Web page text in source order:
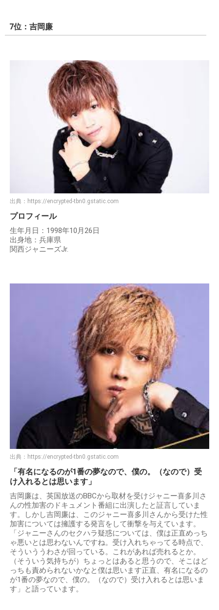
7位：吉岡廉
出典： https://encrypted-tbn0.gstatic.com
プロフィール
生年月日：1998年10月26日
出身地：兵庫県
関西ジャニーズJr.
出典： https://encrypted-tbn0.gstatic.com
「有名になるのが1番の夢なので、僕の。（なので）受
け入れるとは思います」
吉岡廉は、英国放送のBBCから取材を受けジャニー喜多川さ
んの性加害のドキュメント番組に出演したと証言していま
す。しかし吉岡廉は、このジャニー喜多川さんから受けた性
加害については擁護する発言をして衝撃を与えています。
「ジャニーさんのセクハラ疑惑については、僕は正直めっち
ゃ悪いとは思わないんですね。受け入れちゃってる時点で、
そういううわさが回っている。これがあれば売れるとか。
（そういう気持ちが）ちょっとはあると思うので、そこはど
っちも責められないかなと僕は思います正直、有名になるの
が1番の夢なので、僕の。（なので）受け入れるとは思いま
す」と語っています。